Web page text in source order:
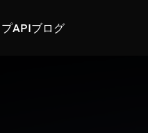
APIブログ